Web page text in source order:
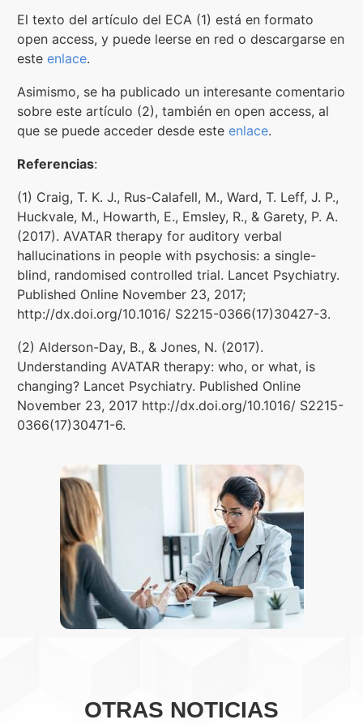
El texto del artículo del ECA (1) está en formato
open access, y puede leerse en red o descargarse en
este enlace.
Asimismo, se ha publicado un interesante comentario
sobre este artículo (2), también en open access, al
que se puede acceder desde este enlace.
Referencias:
(1) Craig, T. K. J., Rus-Calafell, M., Ward, T. Leff, J. P.,
Huckvale, M., Howarth, E., Emsley, R., & Garety, P. A.
(2017). AVATAR therapy for auditory verbal
hallucinations in people with psychosis: a single-
blind, randomised controlled trial. Lancet Psychiatry.
Published Online November 23, 2017;
http://dx.doi.org/10.1016/ S2215-0366(17)30427-3.
(2) Alderson-Day, B., & Jones, N. (2017).
Understanding AVATAR therapy: who, or what, is
changing? Lancet Psychiatry. Published Online
November 23, 2017 http://dx.doi.org/10.1016/ S2215-
0366(17)30471-6.
OTRAS NOTICIAS